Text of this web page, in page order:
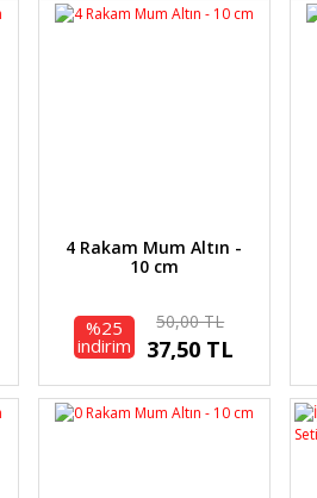
4 Rakam Mum Altın -
10 cm
%25
indirim
50,00 TL
37,50 TL